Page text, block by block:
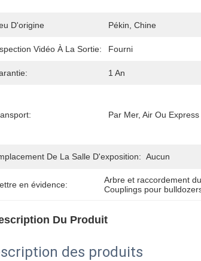
D'origine Pékin, Chine
Vidéo À La Sortie: Fourni
1 An
Par Mer, Air Ou Express
De La Salle D'exposition: Aucun
en évidence: Arbre et raccordement
Couplings pour
Du Produit
des produits